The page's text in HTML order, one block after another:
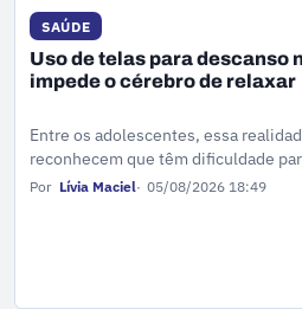
SAÚDE
Uso de telas para descanso
impede o cérebro de relaxar
Entre os adolescentes, essa
reconhecem que têm dificuldade
nos momentos de descanso.
Por Lívia Maciel 05/08/2026 18:49